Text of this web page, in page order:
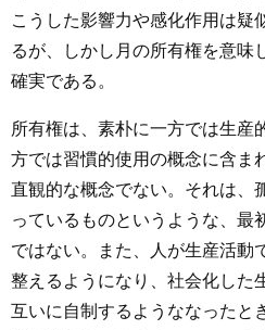
こうした影響力や感化作用は疑
るが、しかし月の所有権を意味
確実である。
所有権は、素朴に一方では生産
方では習慣的使用の概念に含ま
直観的な概念でない。それは、
っているものというような、最
ではない。また、人が生産活動
整えるようになり、社会化した
互いに自制するようななったと